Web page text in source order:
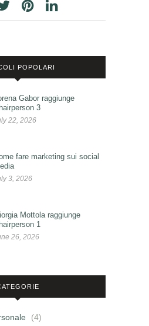
POPOLARI
Gabor raggiunge
3
22, 2026
fare marketing sui social
3, 2026
Mottola raggiunge
1
26, 2026
(4)